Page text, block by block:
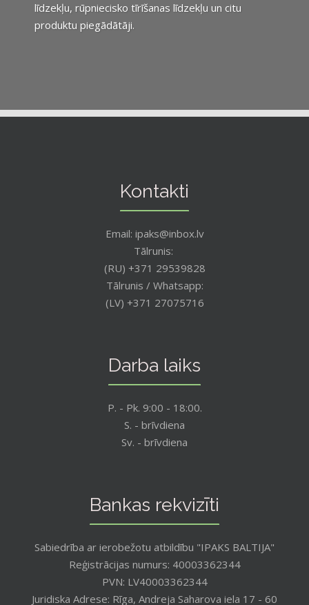
līdzekļu, rūpniecisko tīrīšanas līdzekļu un citu
produktu piegādātāji.
Kontakti
Email: ipaks@inbox.lv
Tālrunis:
(RU) +371 29539828
Tālrunis / Whatsapp:
(LV) +371 27075716
Darba laiks
P. - Pk. 9:00 - 18:00.
S. - brīvdiena
Sv. - brīvdiena
Bankas rekvizīti
Sabiedrība ar ierobežotu atbildību "IPAKS BALTIJA"
Reģistrācijas numurs: 40003362344
PVN: LV40003362344
Juridiska Adrese: Rīga, Andreja Saharova iela 17 - 60